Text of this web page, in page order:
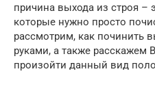
причина выхода из строя –
которые нужно просто
рассмотрим, как починить
руками, а также расскажем
произойти данный вид